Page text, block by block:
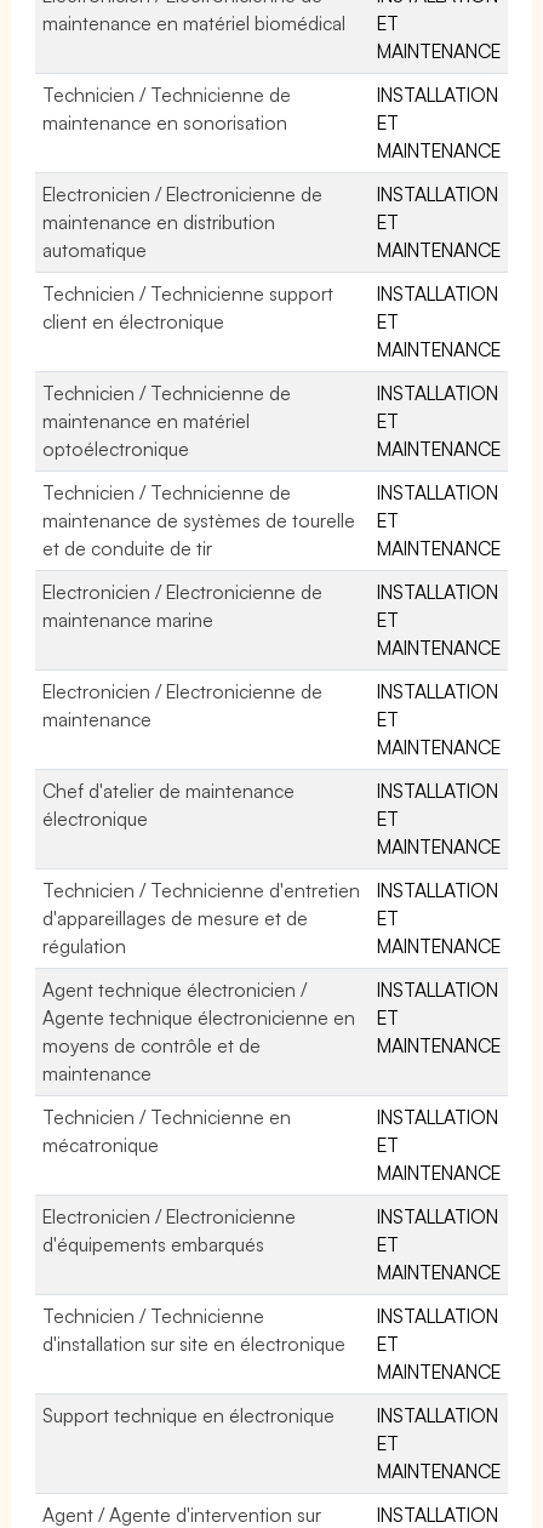
maintenance en matériel biomédical
ET
MAINTENANCE
Technicien / Technicienne de
maintenance en sonorisation
INSTALLATION
ET
MAINTENANCE
Electronicien / Electronicienne de
maintenance en distribution
automatique
INSTALLATION
ET
MAINTENANCE
Technicien / Technicienne support
client en électronique
INSTALLATION
ET
MAINTENANCE
Technicien / Technicienne de
maintenance en matériel
optoélectronique
INSTALLATION
ET
MAINTENANCE
Technicien / Technicienne de
maintenance de systèmes de tourelle
et de conduite de tir
INSTALLATION
ET
MAINTENANCE
Electronicien / Electronicienne de
maintenance marine
INSTALLATION
ET
MAINTENANCE
Electronicien / Electronicienne de
maintenance
INSTALLATION
ET
MAINTENANCE
Chef d'atelier de maintenance
électronique
INSTALLATION
ET
MAINTENANCE
Technicien / Technicienne d'entretien
d'appareillages de mesure et de
régulation
INSTALLATION
ET
MAINTENANCE
Agent technique électronicien /
Agente technique électronicienne en
moyens de contrôle et de
maintenance
INSTALLATION
ET
MAINTENANCE
Technicien / Technicienne en
mécatronique
INSTALLATION
ET
MAINTENANCE
Electronicien / Electronicienne
d'équipements embarqués
INSTALLATION
ET
MAINTENANCE
Technicien / Technicienne
d'installation sur site en électronique
INSTALLATION
ET
MAINTENANCE
Support technique en électronique
INSTALLATION
ET
MAINTENANCE
Agent / Agente d'intervention sur
INSTALLATION